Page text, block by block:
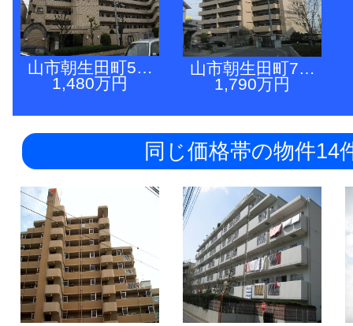
山市朝生田町5…
1,480万円
山市朝生田町7…
1,790万円
同じ価格帯の物件14